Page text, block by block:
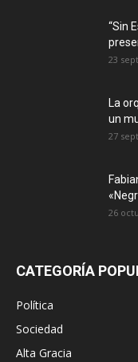
“Sin
23
La
un
27
26
CATEGORÍA
Política
Sociedad
Alta Gracia